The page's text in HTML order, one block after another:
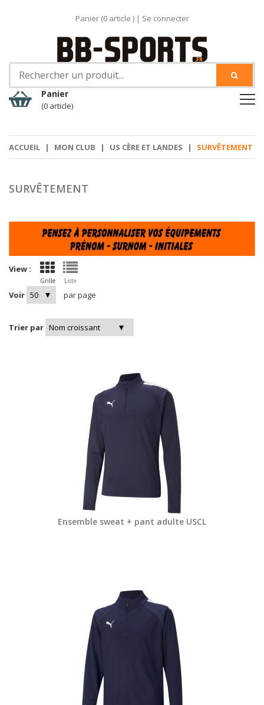
Panier (0article ) | Se connecter
Panier
(0 article)
ACCUEIL | MON CLUB | US CÈRE ET LANDES | SURVÊTEMENT
SURVÊTEMENT
View :
Grille Liste
Voir par page
Trier par
Ensemble sweat + pant adulte USCL